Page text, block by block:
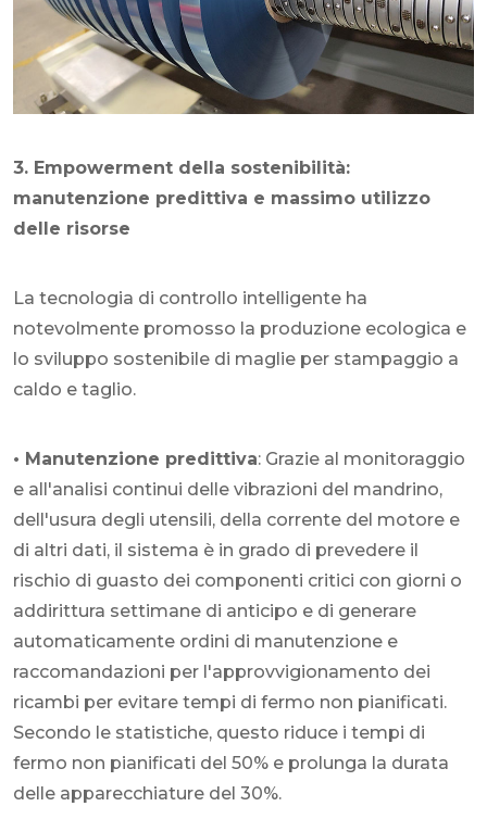
3. Empowerment della sostenibilità:
manutenzione predittiva e massimo utilizzo
delle risorse
La tecnologia di controllo intelligente ha
notevolmente promosso la produzione ecologica e
lo sviluppo sostenibile di maglie per stampaggio a
caldo e taglio.
• Manutenzione predittiva: Grazie al monitoraggio
e all'analisi continui delle vibrazioni del mandrino,
dell'usura degli utensili, della corrente del motore e
di altri dati, il sistema è in grado di prevedere il
rischio di guasto dei componenti critici con giorni o
addirittura settimane di anticipo e di generare
automaticamente ordini di manutenzione e
raccomandazioni per l'approvvigionamento dei
ricambi per evitare tempi di fermo non pianificati.
Secondo le statistiche, questo riduce i tempi di
fermo non pianificati del 50% e prolunga la durata
delle apparecchiature del 30%.